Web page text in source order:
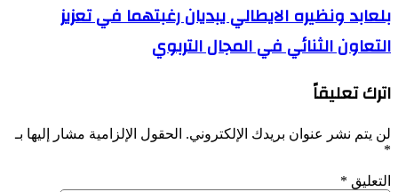
لاستضافة
لمؤتمر
المناخ
القادم
بلعابد
ونظيره
الايطالي
في
التعاون
الثنائي
المجال
بلعابد ونظيره الايطالي يبديان رغبتهما في تعزيز
التعاون الثنائي في المجال التربوي
اترك تعليقاً
لن يتم نشر عنوان بريدك الإلكتروني. الحقول الإلزامية مشار إليها بـ
*
التعليق *